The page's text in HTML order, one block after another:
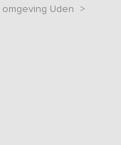
omgeving Uden >